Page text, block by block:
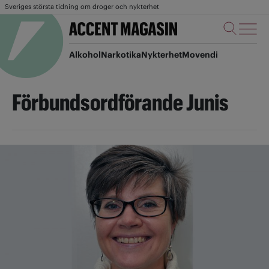
Sveriges största tidning om droger och nykterhet
AlkoholNarkotikaNykterhetMovendi
Förbundsordförande Junis